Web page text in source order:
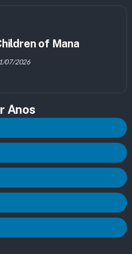
of Mana
07/2026
Anos